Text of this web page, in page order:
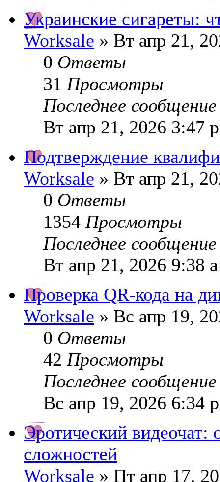
Украинские сигареты:
Worksale » Вт апр 21,
0 Ответы
31 Просмотры
Последнее
Вт апр 21, 2026 3:47
Подтверждение
Worksale » Вт апр 21,
0 Ответы
1354 Просмотры
Последнее
Вт апр 21, 2026 9:38
Проверка QR-кода на
Worksale » Вс апр 19,
0 Ответы
42 Просмотры
Последнее
Вс апр 19, 2026 6:34
Эротический
сложностей
Worksale » Пт апр 17,